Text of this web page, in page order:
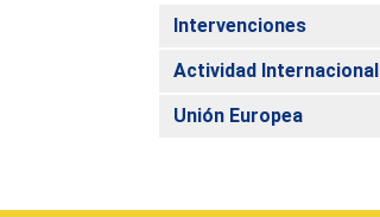
Intervenciones
Actividad Internacional
Unión Europea